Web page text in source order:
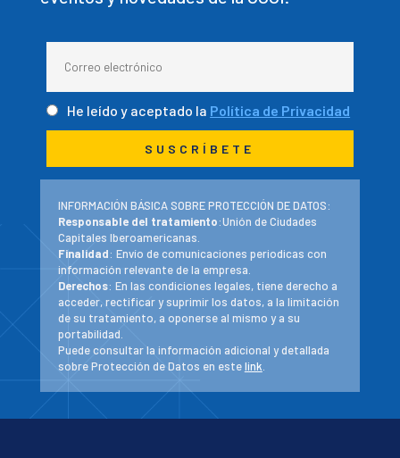
He leído y aceptado la Política de Privacidad
INFORMACIÓN BÁSICA SOBRE PROTECCIÓN DE DATOS:
Responsable del tratamiento:Unión de Ciudades
Capitales Iberoamericanas.
Finalidad: Envío de comunicaciones periodicas con
información relevante de la empresa.
Derechos: En las condiciones legales, tiene derecho a
acceder, rectificar y suprimir los datos, a la limitación
de su tratamiento, a oponerse al mismo y a su
portabilidad.
Puede consultar la información adicional y detallada
sobre Protección de Datos en estelink